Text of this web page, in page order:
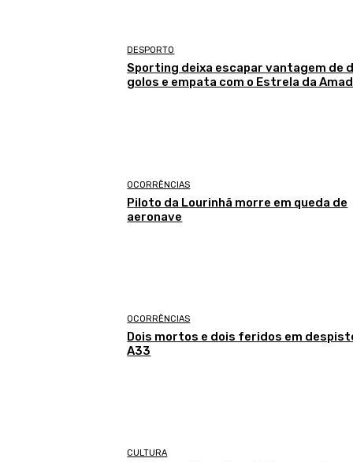
DESPORTO
Sporting deixa escapar vantagem de
golos e empata com o Estrela da
OCORRÊNCIAS
Piloto da Lourinhã morre em queda de
aeronave
OCORRÊNCIAS
Dois mortos e dois feridos em
A33
CULTURA